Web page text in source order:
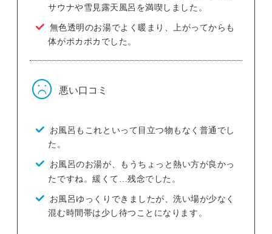
サウナや雪見露天風呂を満喫しました。
無色透明のお湯でよく暖まり、上がってからも
体がポカポカでした。
悪い口コミ
お風呂もこれといって目立つ物もなく普通でし
た。
お風呂のお湯が、もうちょっと熱い方が良かっ
たですね。緩くて…残念でした。
お風呂ゆっくりできましたが、洗い場が少なく
混む時間帯は少し待つことになります。